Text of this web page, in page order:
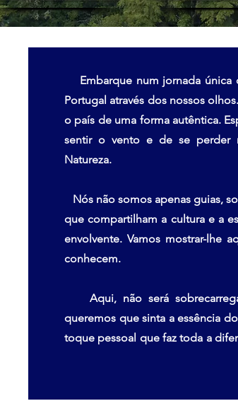
Embarque num jornada única
Portugal através dos nossos
o país de uma forma autêntica.
sentir o vento e de se perder
Natureza.
Nós não somos apenas guias,
que compartilham a cultura e a
envolvente. Vamos mostrar-lhe
conhecem.
Aqui, não será
queremos que sinta a essência
toque pessoal que faz toda a